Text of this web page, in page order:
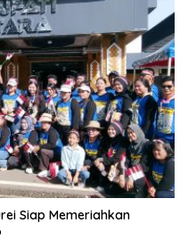
Siap Memeriahkan